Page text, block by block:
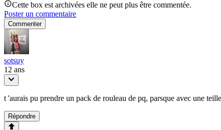
Cette box est archivées elle ne peut plus être commentée.
Poster un commentaire
Commenter
sotsuy
12 ans
t 'aurais pu prendre un pack de rouleau de pq, parsque avec une
Répondre